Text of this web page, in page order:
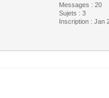
Messages : 20
Sujets : 3
Inscription : Jan